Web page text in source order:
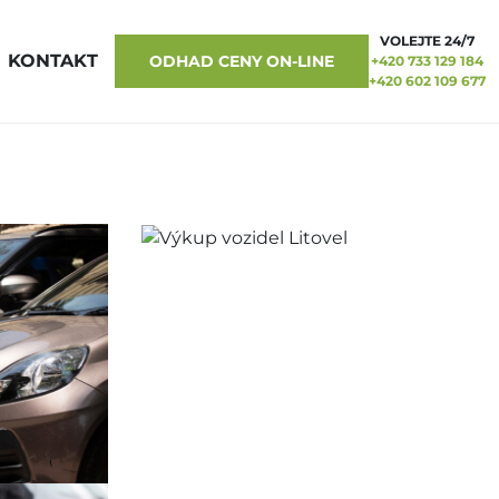
KONTAKT ODHAD CENY ON-LINE
VOLEJTE 24/7
+420 733 129 184
+420 602 109 677